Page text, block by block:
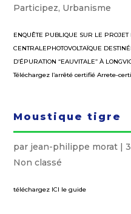
Participez, Urbanisme
ENQUÊTE PUBLIQUE SUR LE PROJET
CENTRALEPHOTOVOLTAÏQUE
D’ÉPURATION “EAUVITALE” À
Téléchargez l’arrêté certifié Arrete-
Moustique tigre
par jean-philippe morat |
Non classé
téléchargez ICI le guide